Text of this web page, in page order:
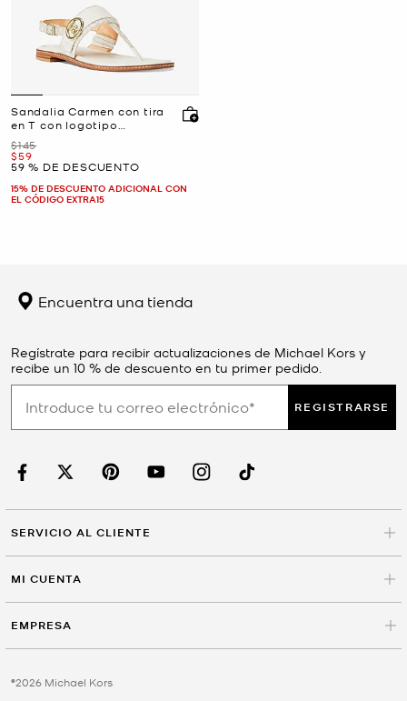
Sandalia Carmen con tira
en T con logotipo
exclusivo
Era
$145
Ahora
$59
59 % DE DESCUENTO
15% DE DESCUENTO ADICIONAL CON
EL CÓDIGO EXTRA15
Encuentra una tienda
Regístrate para recibir actualizaciones de Michael Kors y
recibe un 10 % de descuento en tu primer pedido.
REGISTRARSE
SERVICIO AL CLIENTE
MI CUENTA
EMPRESA
©2026 Michael Kors